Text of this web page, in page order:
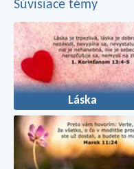
Súvisiace témy
Láska